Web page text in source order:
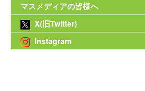
マスメディアの皆様へ
X(旧Twitter)
Instagram